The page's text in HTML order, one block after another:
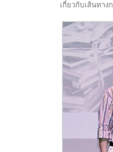
เกี่ยวกับเส้นทา